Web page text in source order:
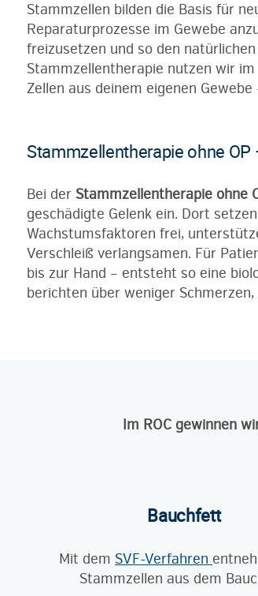
Stammzellen bilden die Basis für
Reparaturprozesse im Gewebe
freizusetzen und so den
Stammzellentherapie nutzen wir im
Zellen aus deinem eigenen
Stammzellentherapie ohne
Bei der Stammzellentherapie ohne
geschädigte Gelenk ein. Dort
Wachstumsfaktoren frei,
Verschleiß verlangsamen. Für
bis zur Hand – entsteht so eine
berichten über weniger
Im ROC gewinnen
Bauchfett
Mit dem SVF-Verfahren
Stammzellen aus dem